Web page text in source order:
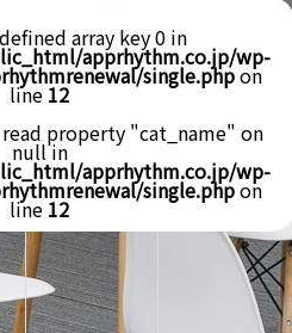
array key 0 in
apprhythm.co.jp/wp-
single.phpon
line 12
property "cat_name" on
null in
apprhythm.co.jp/wp-
single.phpon
line 12